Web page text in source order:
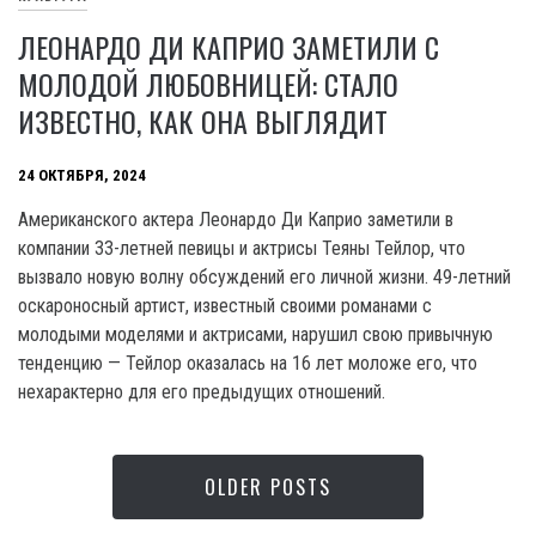
ЛЕОНАРДО ДИ КАПРИО ЗАМЕТИЛИ С
МОЛОДОЙ ЛЮБОВНИЦЕЙ: СТАЛО
ИЗВЕСТНО, КАК ОНА ВЫГЛЯДИТ
24 ОКТЯБРЯ, 2024
Американского актера Леонардо Ди Каприо заметили в
компании 33-летней певицы и актрисы Теяны Тейлор, что
вызвало новую волну обсуждений его личной жизни. 49-летний
оскароносный артист, известный своими романами с
молодыми моделями и актрисами, нарушил свою привычную
тенденцию — Тейлор оказалась на 16 лет моложе его, что
нехарактерно для его предыдущих отношений.
OLDER POSTS